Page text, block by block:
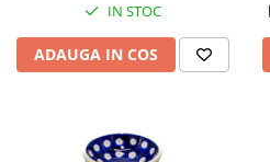
IN STOC
ADAUGA IN COS